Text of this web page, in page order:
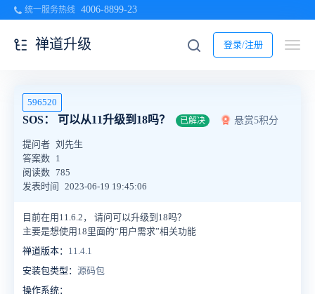
统一服务热线 4006-8899-23
登录/注册
禅道升级
596520
SOS： 可以从11升级到18吗？ 已解决 悬赏5积分
提问者 刘先生
答案数 1
阅读数 785
发表时间
2023-06-19 19:45:06
目前在用11.6.2， 请问可以升级到18吗？
主要是想使用18里面的“用户需求”相关功能
禅道版本： 11.4.1
安装包类型： 源码包
操作系统：